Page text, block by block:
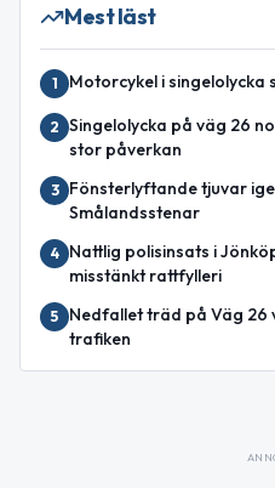
Mest läst
1 Motorcykel i singelolycka
2 Singelolycka på väg 26
stor påverkan
3
Fönsterlyftande tjuvar
Smålandsstenar
4
Nattlig polisinsats i
misstänkt rattfylleri
5
Nedfallet träd på Väg 26
trafiken